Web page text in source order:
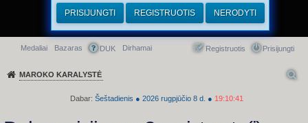
Greitasis meniu
Medaliai Bazaras DUK Dirhamai Prisijungti
Registruotis
MAROKO KARALYSTĖ
Dabar: Šeštadienis ● 2026 rugpjūčio 8 d. ● 19:10:41
PRISIJUNGTI REGISTRUOTIS NERODYTI